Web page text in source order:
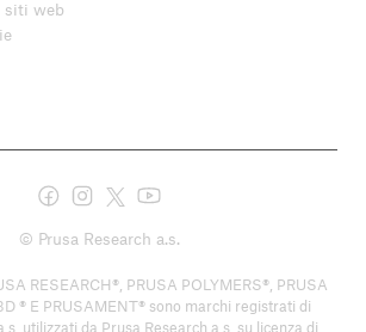
siti web
© Prusa Research a.s.
RESEARCH®, PRUSA POLYMERS®, PRUSA
® E PRUSAMENT® sono marchi registrati di
utilizzati da Prusa Research a.s. su licenza di